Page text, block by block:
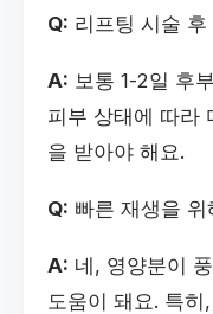
Q: 리프팅 시술
A: 보통 1-2일 후
피부 상태에 따라
을 받아야 해요.
Q: 빠른 재생을
A: 네, 영양분이
도움이 돼요. 특